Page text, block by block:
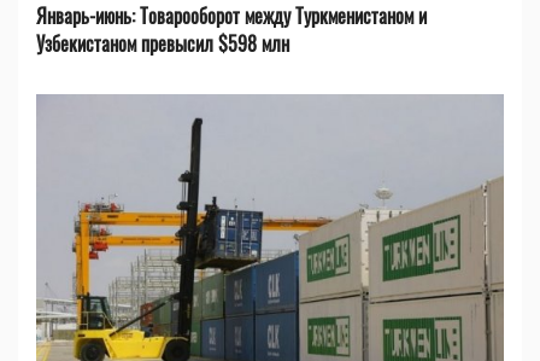
Январь-июнь: Товарооборот между Туркменистаном и
Узбекистаном превысил $598 млн